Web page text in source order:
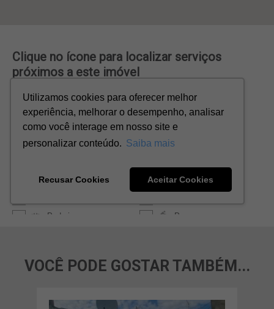
VOCÊ PODE GOSTAR TAMBÉM...